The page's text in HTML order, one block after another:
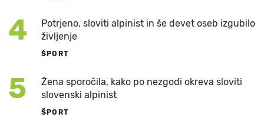
4
Potrjeno, sloviti alpinist in še devet oseb izgubilo
življenje
ŠPORT
5
Žena sporočila, kako po nezgodi okreva sloviti
slovenski alpinist
ŠPORT